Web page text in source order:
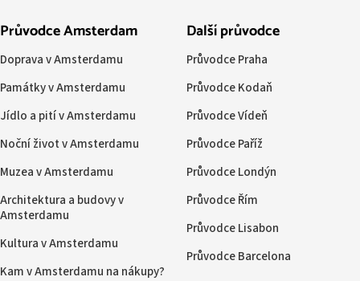
Průvodce Amsterdam
Doprava v Amsterdamu
Památky v Amsterdamu
Jídlo a pití v Amsterdamu
Noční život v Amsterdamu
Muzea v Amsterdamu
Architektura a budovy v
Amsterdamu
Kultura v Amsterdamu
Kam v Amsterdamu na nákupy?
Další průvodce
Průvodce Praha
Průvodce Kodaň
Průvodce Vídeň
Průvodce Paříž
Průvodce Londýn
Průvodce Řím
Průvodce Lisabon
Průvodce Barcelona